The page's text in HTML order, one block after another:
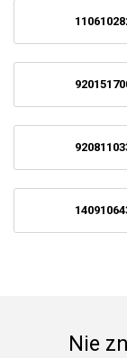
Nie